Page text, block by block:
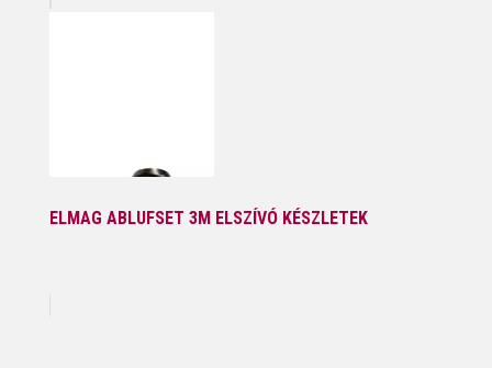
ELMAG ABLUFSET 3M ELSZÍVÓ KÉSZLETEK